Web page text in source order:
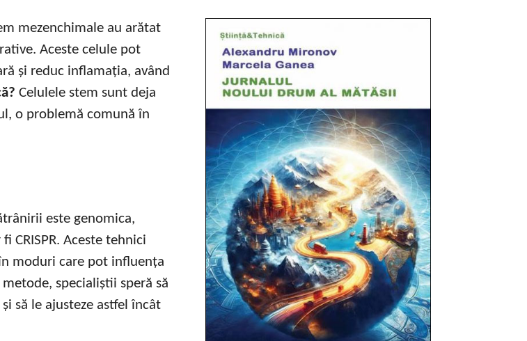
mezenchimale au arătat
Aceste celule pot
și reduc inflamația, având
Celulele stem sunt deja
o problemă comună în
este genomica,
CRISPR. Aceste tehnici
moduri care pot influența
specialiștii speră să
să le ajusteze astfel încât